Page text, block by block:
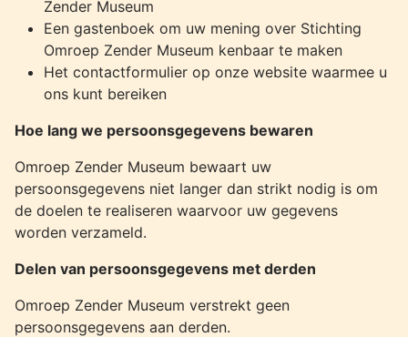
Zender Museum
Een gastenboek om uw mening over Stichting
Omroep Zender Museum kenbaar te maken
Het contactformulier op onze website waarmee u
ons kunt bereiken
Hoe lang we persoonsgegevens bewaren
Omroep Zender Museum bewaart uw
persoonsgegevens niet langer dan strikt nodig is om
de doelen te realiseren waarvoor uw gegevens
worden verzameld.
Delen van persoonsgegevens met derden
Omroep Zender Museum verstrekt geen
persoonsgegevens aan derden.